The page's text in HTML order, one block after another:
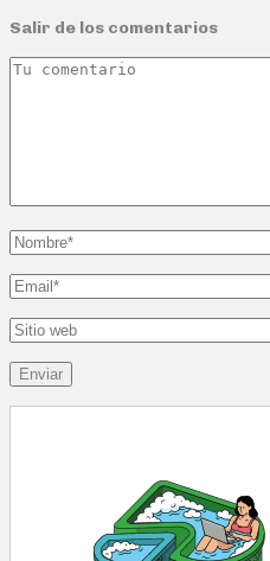
Salir de los comentarios